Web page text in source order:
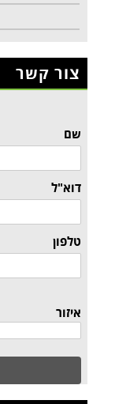
צור קשר
שם
דוא"ל
טלפון
איזור